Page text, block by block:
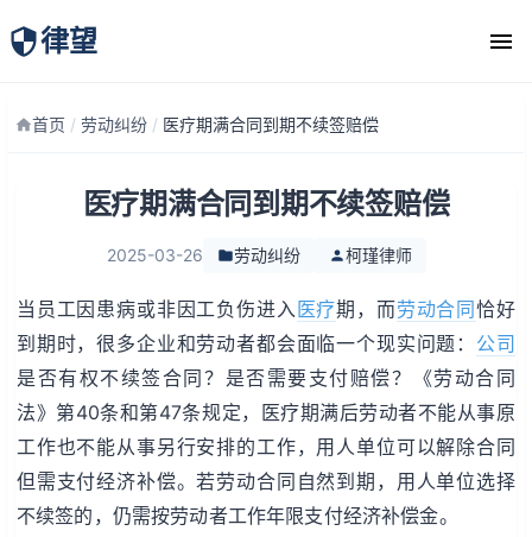
律望
律师团队
首页 / 劳动纠纷 / 医疗期满合同到期不续签赔偿
医疗期满合同到期不续签赔偿
2025-03-26 劳动纠纷 柯瑾律师
当员工因患病或非因工负伤进入医疗期，而劳动合同恰好
到期时，很多企业和劳动者都会面临一个现实问题： 公司
是否有权不续签合同？是否需要支付赔偿？《劳动合同
法》第40条和第47条规定，医疗期满后劳动者不能从事原
工作也不能从事另行安排的工作，用人单位可以解除合同
但需支付经济补偿。若劳动合同自然到期，用人单位选择
不续签的，仍需按劳动者工作年限支付经济补偿金。